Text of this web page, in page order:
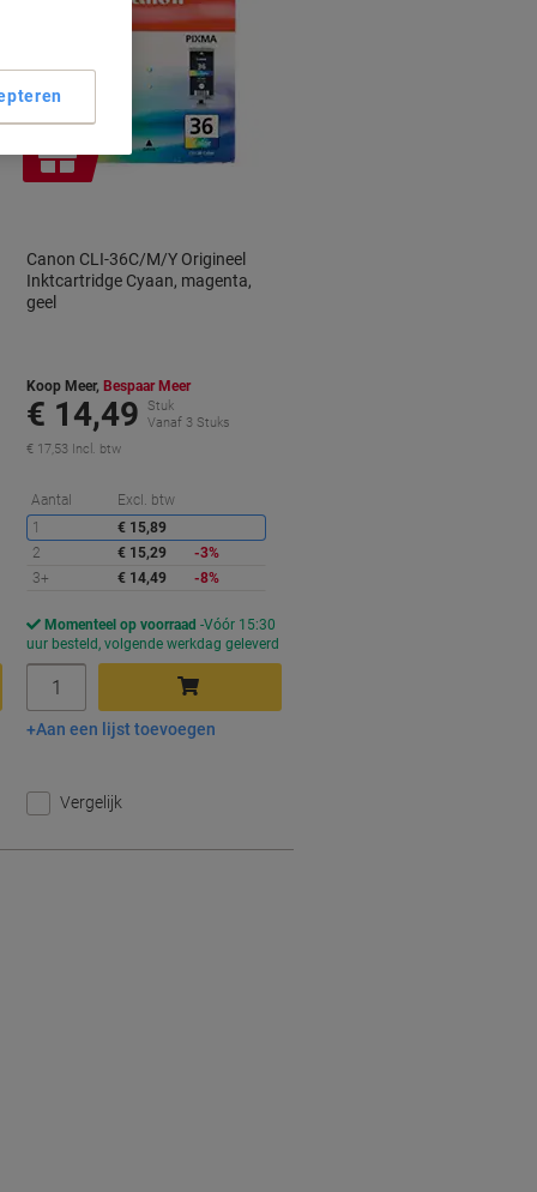
Korting
Geschenk
Canon CLI-36C/M/Y Origineel
Inktcartridge Cyaan, magenta,
geel
Koop Meer, Bespaar Meer
€ 14,49
Stuk
Vanaf 3 Stuks
€ 17,53 Incl. btw
Aantal Excl. btw
1
€ 15,89
2
€ 15,29
-3%
3+
€ 14,49 -8%
Momenteel op voorraad Vóór 15:30
uur besteld, volgende werkdag geleverd
In winkelwagen
Aan een lijst toevoegen
Vergelijk